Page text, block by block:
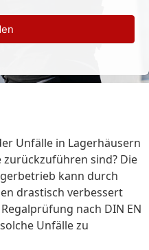
Unfälle in Lagerhäusern
sind? Die
kann durch
drastisch verbessert
nach DIN EN
Unfälle zu